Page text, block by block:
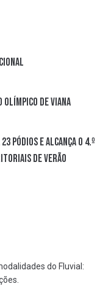
de Viana
pódios e alcança o 4.º
de Verão
do Fluvial: